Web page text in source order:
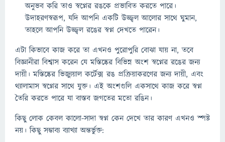
অনুভব করি তাও স্বপ্নের রঙকে প্রভাবিত করতে পারে।
উদাহরণস্বরূপ, যদি আপনি একটি উজ্জ্বল আলোর সাথে ঘুমান,
তাহলে আপনি উজ্জ্বল রঙের স্বপ্ন দেখতে পারেন।
এটা কিভাবে কাজ করে তা এখনও পুরোপুরি বোঝা যায় না, তবে
বিজ্ঞানীরা বিশ্বাস করেন যে মস্তিষ্কের বিভিন্ন অংশ স্বপ্নের রঙের জন্য
দায়ী। মস্তিষ্কের ভিজ্যুয়াল কর্টেক্স রঙ প্রক্রিয়াকরণের জন্য দায়ী, এবং
থ্যালামাস স্বপ্নের সাথে যুক্ত। এই অংশগুলি একসাথে কাজ করে স্বপ্ন
তৈরি করতে পারে যা বাস্তব জগতের মতো রঙিন।
কিছু লোক কেবল কালো-সাদা স্বপ্ন কেন দেখে তার কারণ এখনও স্পষ্ট
নয়। কিছু সম্ভাব্য ব্যাখ্যা অন্তর্ভুক্ত: